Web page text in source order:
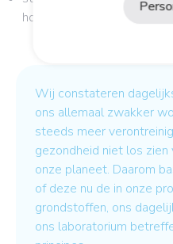
hoge kwaliteit.
Wij constateren
ons allemaal zwakker
steeds meer
gezondheid niet los zien
onze planeet. Daarom
of deze nu de in onze
grondstoffen, ons
ons laboratorium